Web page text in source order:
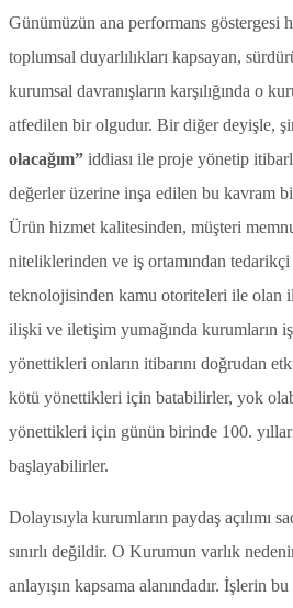
Günümüzün ana performans göstergesi
toplumsal duyarlılıkları kapsayan,
kurumsal davranışların karşılığında o
atfedilen bir olgudur. Bir diğer deyişle,
olacağım” iddiası ile proje yönetip
değerler üzerine inşa edilen bu kavram
Ürün hizmet kalitesinden, müşteri
niteliklerinden ve iş ortamından
teknolojisinden kamu otoriteleri ile olan
ilişki ve iletişim yumağında kurumların
yönettikleri onların itibarını doğrudan
kötü yönettikleri için batabilirler, yok
yönettikleri için günün birinde 100.
başlayabilirler.
Dolayısıyla kurumların paydaş açılımı
sınırlı değildir. O Kurumun varlık
anlayışın kapsama alanındadır. İşlerin